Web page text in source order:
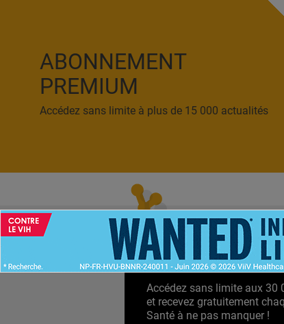
ABONNEMENT
PREMIUM
Accédez sans limite à plus de 15 000 actualités
ACCUEIL
ABONNEMENT
Accédez sans limite aux 30
et recevez gratuitement
Santé à ne pas manquer !